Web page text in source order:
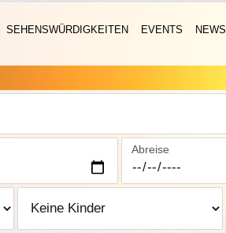
SEHENSWÜRDIGKEITEN EVENTS NEWS
Abreise